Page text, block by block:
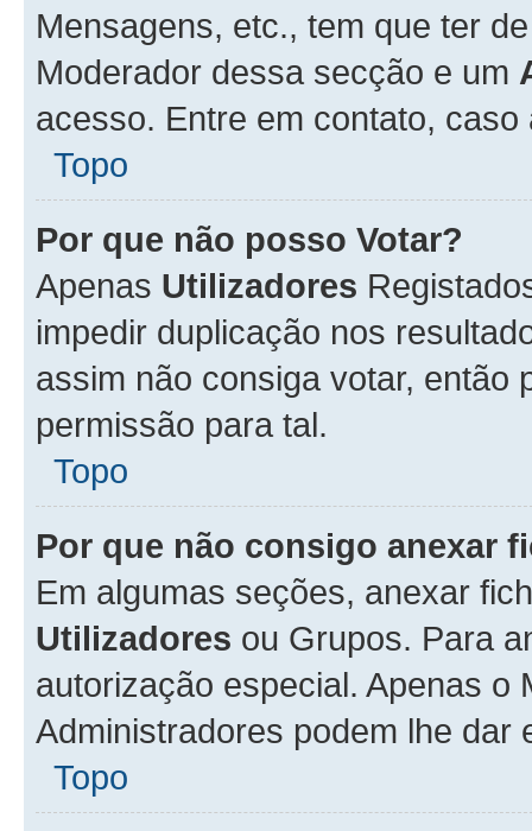
Mensagens, etc., tem que ter
Moderador dessa secção e um
acesso. Entre em contato,
Topo
Por que não posso Votar?
Apenas Utilizadores
impedir duplicação nos
assim não consiga votar, então
permissão para tal.
Topo
Por que não consigo anexar
Em algumas seções, anexar
Utilizadores ou Grupos. Para
autorização especial. Apenas o
Administradores podem lhe
Topo